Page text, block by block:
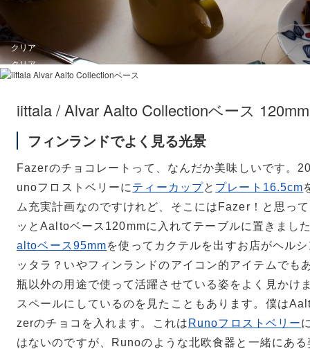
クリア
クリア
iittala / Alvar Aalto Collectionベース 120mm
フィンランドでよく見る光景
Fazerのチョコレートって、なんだか美味しいです。
unoフロストベリーに ティーカップと プレート16.5cm
ム充実計画なのですけれど、そこにはFazer！と思っ
ッとAaltoベース120mmに入れてテーブルに置きまし
altoベース95mmを使ってカクテルを出すお店がヘル
ッタラ？いやフィンランドのアイコン的アイテムでも
瓶以外の用途で使って活躍させている姿をよく見かけ
スペールにしているのを見たこともあります。僕は
zerのチョコを入れます。これは Runoフロストベリー
はないのですが、Runoのような北欧食器と一緒にあ